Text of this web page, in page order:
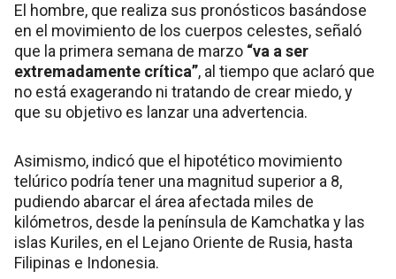
El hombre, que realiza sus pronósticos basándose
en el movimiento de los cuerpos celestes, señaló
que la primera semana de marzo “va a ser
extremadamente crítica”, al tiempo que aclaró que
no está exagerando ni tratando de crear miedo, y
que su objetivo es lanzar una advertencia.
Asimismo, indicó que el hipotético movimiento
telúrico podría tener una magnitud superior a 8,
pudiendo abarcar el área afectada miles de
kilómetros, desde la península de Kamchatka y las
islas Kuriles, en el Lejano Oriente de Rusia, hasta
Filipinas e Indonesia.